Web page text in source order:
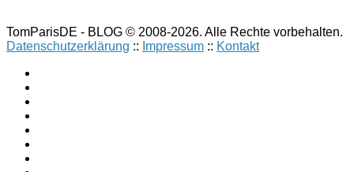
TomParisDE - BLOG © 2008-2026. Alle Rechte vorbehalten.
Datenschutzerklärung :: Impressum :: Kontakt